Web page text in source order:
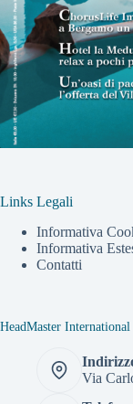
Links Legali
Informativa
Informativa
Contatti
HeadMaster International
Via